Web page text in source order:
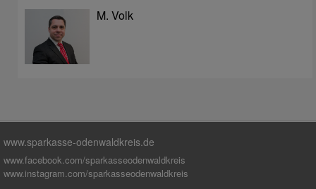
M. Volk
www.sparkasse-odenwaldkreis.de
www.facebook.com/sparkasseodenwaldkreis
www.instagram.com/sparkasseodenwaldkreis